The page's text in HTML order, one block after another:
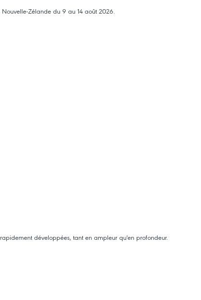
Zélande du 9 au 14 août 2026.
développées, tant en ampleur qu'en profondeur.